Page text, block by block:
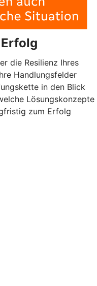
die Resilienz Ihres
Handlungsfelder
in den Blick
Lösungskonzepte
zum Erfolg